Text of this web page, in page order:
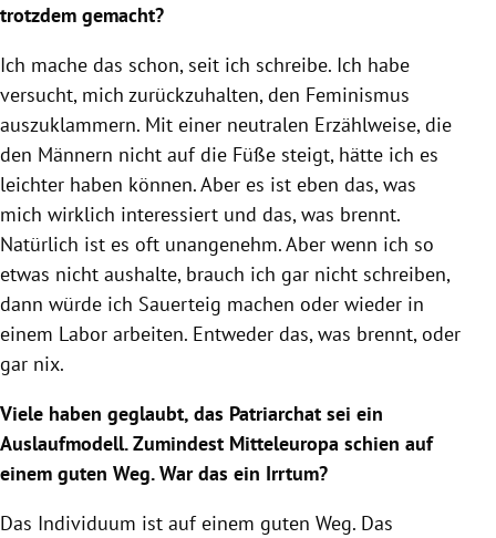
trotzdem gemacht?
Ich mache das schon, seit ich schreibe. Ich habe
versucht, mich zurückzuhalten, den Feminismus
auszuklammern. Mit einer neutralen Erzählweise, die
den Männern nicht auf die Füße steigt, hätte ich es
leichter haben können. Aber es ist eben das, was
mich wirklich interessiert und das, was brennt.
Natürlich ist es oft unangenehm. Aber wenn ich so
etwas nicht aushalte, brauch ich gar nicht schreiben,
dann würde ich Sauerteig machen oder wieder in
einem Labor arbeiten. Entweder das, was brennt, oder
gar nix.
Viele haben geglaubt, das Patriarchat sei ein
Auslaufmodell. Zumindest Mitteleuropa schien auf
einem guten Weg. War das ein Irrtum?
Das Individuum ist auf einem guten Weg. Das